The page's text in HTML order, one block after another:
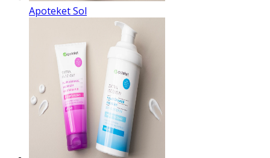
Apoteket Sol